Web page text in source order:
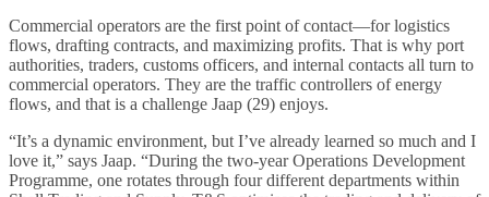
Commercial operators are the first point of contact—for logistics
flows, drafting contracts, and maximizing profits. That is why port
authorities, traders, customs officers, and internal contacts all turn to
commercial operators. They are the traffic controllers of energy
flows, and that is a challenge Jaap (29) enjoys.
“It’s a dynamic environment, but I’ve already learned so much and I
love it,” says Jaap. “During the two-year Operations Development
Programme, one rotates through four different departments within